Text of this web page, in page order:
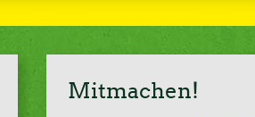
Mitmachen!